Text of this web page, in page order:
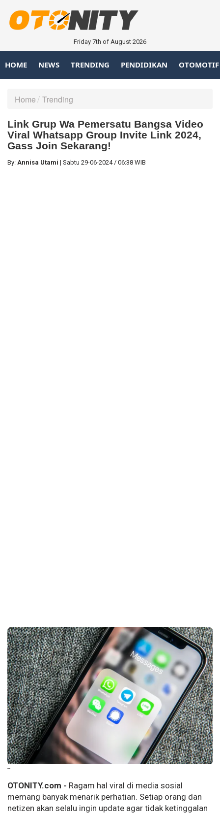
Friday 7th of August 2026
HOME NEWS TRENDING PENDIDIKAN OTOMOTIF
Home Trending
Link Grup Wa Pemersatu Bangsa Video
Viral Whatsapp Group Invite Link 2024,
Gass Join Sekarang!
By: Annisa Utami | Sabtu 29-06-2024 / 06:38 WIB
--
OTONITY.com - Ragam hal viral di media sosial
memang banyak menarik perhatian. Setiap orang dan
netizen akan selalu ingin update agar tidak ketinggalan